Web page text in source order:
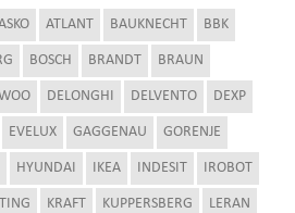
ATLANT BAUKNECHT BBK
BOSCH BRANDT BRAUN
DELONGHI DELVENTO DEXP
EVELUX GAGGENAU GORENJE
HYUNDAI IKEA INDESIT IROBOT
KRAFT KUPPERSBERG LERAN